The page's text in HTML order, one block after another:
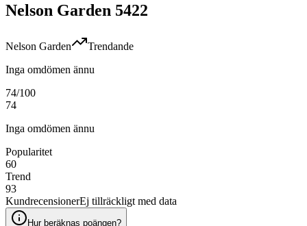
Nelson Garden 5422
Nelson Garden
Trendande
Inga omdömen ännu
74/100
74
Inga omdömen ännu
Popularitet
60
Trend
93
KundrecensionerEj tillräckligt med data
Hur beräknas poängen?